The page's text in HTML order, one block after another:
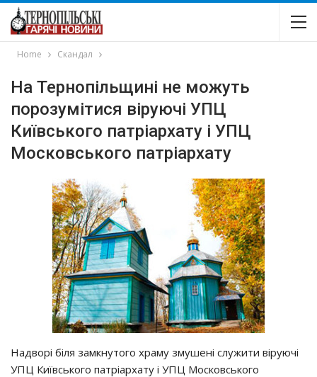
Home Скандал
На Тернопільщині не можуть
порозумітися віруючі УПЦ
Київського патріархату і УПЦ
Московського патріархату
Надворі біля замкнутого храму змушені служити віруючі
УПЦ Київського патріархату і УПЦ Московського